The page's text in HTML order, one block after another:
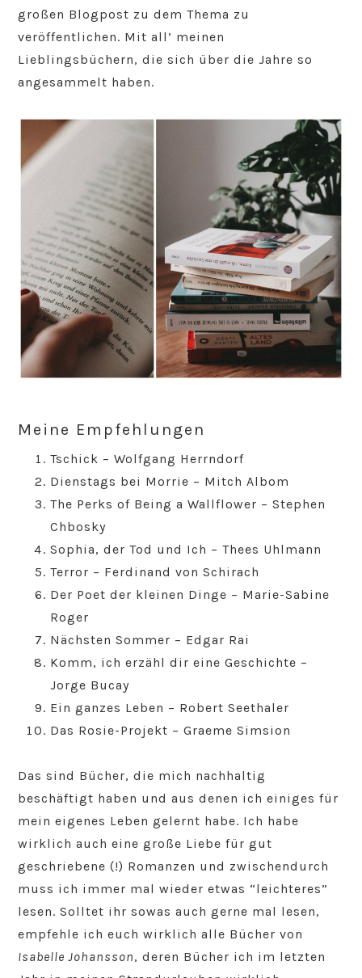
großen Blogpost zu dem Thema zu
veröffentlichen. Mit all’ meinen
Lieblingsbüchern, die sich über die Jahre so
angesammelt haben.
Meine Empfehlungen
Tschick – Wolfgang Herrndorf
Dienstags bei Morrie – Mitch Albom
The Perks of Being a Wallflower – Stephen
Chbosky
Sophia, der Tod und Ich – Thees Uhlmann
Terror – Ferdinand von Schirach
Der Poet der kleinen Dinge – Marie-Sabine
Roger
Nächsten Sommer – Edgar Rai
Komm, ich erzähl dir eine Geschichte –
Jorge Bucay
Ein ganzes Leben – Robert Seethaler
Das Rosie-Projekt – Graeme Simsion
Das sind Bücher, die mich nachhaltig
beschäftigt haben und aus denen ich einiges für
mein eigenes Leben gelernt habe. Ich habe
wirklich auch eine große Liebe für gut
geschriebene (!) Romanzen und zwischendurch
muss ich immer mal wieder etwas “leichteres”
lesen. Solltet ihr sowas auch gerne mal lesen,
empfehle ich euch wirklich alle Bücher von
Isabelle Johansson, deren Bücher ich im letzten